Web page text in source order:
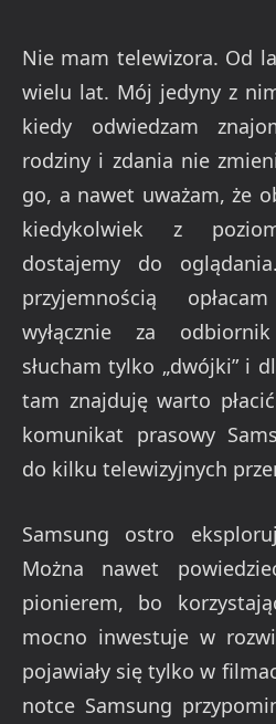
Nie mam telewizora. Od
wielu lat. Mój jedyny z
kiedy odwiedzam
rodziny i zdania nie
go, a nawet uważam, że
kiedykolwiek z
dostajemy do
przyjemnością
wyłącznie za
słucham tylko „dwójki” i
tam znajduję warto
komunikat prasowy
do kilku telewizyjnych
Samsung ostro
Można nawet
pionierem, bo
mocno inwestuje w
pojawiały się tylko w
notce Samsung